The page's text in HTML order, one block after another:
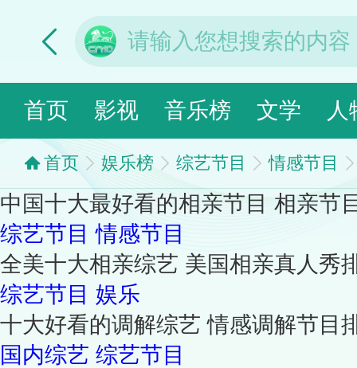
首页 影视 音乐榜 文学 人
首页 娱乐榜 综艺节目 情感节目
中国十大最好看的相亲节目 相亲节
综艺节目 情感节目
全美十大相亲综艺 美国相亲真人秀
综艺节目 娱乐
十大好看的调解综艺 情感调解节目
国内综艺 综艺节目